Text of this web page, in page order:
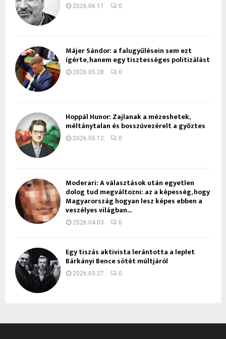
2026.06.11. 0
Májer Sándor: a falugyűlésein sem ezt
ígérte, hanem egy tisztességes politizálást
2026.05.28. 0
Hoppál Hunor: Zajlanak a mézeshetek,
méltánytalan és bosszúvezérelt a győztes
2026.05.12. 0
Moderari: A választások után egyetlen
dolog tud megváltozni: az a képesség, hogy
Magyarország hogyan lesz képes ebben a
veszélyes világban...
2026.04.03. 0
Egy tiszás aktivista lerántotta a leplet
Bárkányi Bence sötét múltjáról
2026.03.27. 0